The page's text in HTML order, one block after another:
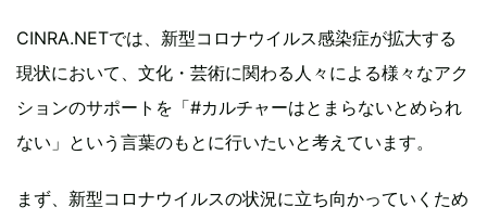
CINRA.NETでは、新型コロナウイルス感染症が拡大する
現状において、文化・芸術に関わる人々による様々なアク
ションのサポートを「#カルチャーはとまらないとめられ
ない」という言葉のもとに行いたいと考えています。
まず、新型コロナウイルスの状況に立ち向かっていくため